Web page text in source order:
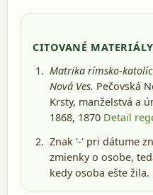
CITOVANÉ MATERIÁLY
Matrika rímsko-
Nová Ves. Pečovská
Krsty, manželstvá a
1868, 1870 Detail
Znak '-' pri dátume
zmienky o osobe,
kedy osoba ešte žila.